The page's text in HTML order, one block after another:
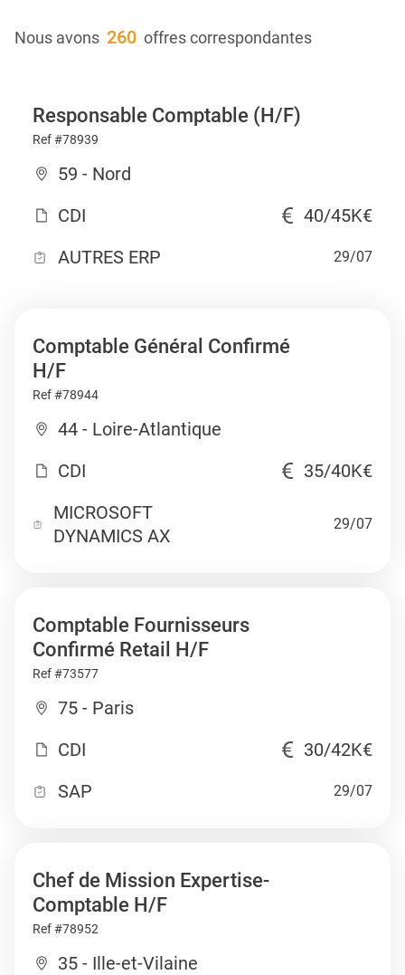
Nous avons 260 offres correspondantes
Responsable Comptable (H/F)
Ref #78939
59 - Nord
CDI
40/45K€
AUTRES ERP
29/07
Comptable Général Confirmé
H/F
Ref #78944
44 - Loire-Atlantique
CDI
35/40K€
MICROSOFT
DYNAMICS AX
29/07
Comptable Fournisseurs
Confirmé Retail H/F
Ref #73577
75 - Paris
CDI
30/42K€
SAP
29/07
Chef de Mission Expertise-
Comptable H/F
Ref #78952
35 - Ille-et-Vilaine